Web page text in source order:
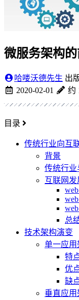
微服务架构
哈喽沃德先生 出
2020-02-01
约
目录
传统行业向互
背景
传统行业
互联网发
总
技术架构演变
单一应用
特
优
缺
垂直应用